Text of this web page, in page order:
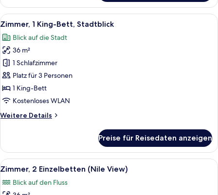
2 Einzelbetten,
Stadtblick
Alle
Fotos
für
Zimmer,
1 King-
Bett,
Stadtblick
anzeigen
Ein Hotelzimmer mit einem großen
6
Zimmer, 1 King-Bett, Stadtblick
Blick auf die Stadt
36 m²
1 Schlafzimmer
Platz für 3 Personen
1 King-Bett
Kostenloses WLAN
Weitere Details
Weitere
1 King-
Bett,
Stadtblick
Preise für Reisedaten anzeigen
Alle
Fotos
für
Eine Stadtansicht mit Fluss, Brücke
9
Zimmer, 2 Einzelbetten (Nile View)
Blick auf den Fluss